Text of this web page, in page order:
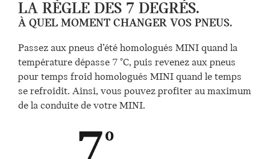
LA RÈGLE DES 7 DEGRÉS.
À QUEL MOMENT CHANGER VOS PNEUS.
Passez aux pneus d’été homologués MINI quand la
température dépasse 7 °C, puis revenez aux pneus
pour temps froid homologués MINI quand le temps
se refroidit. Ainsi, vous pouvez profiter au maximum
de la conduite de votre MINI.